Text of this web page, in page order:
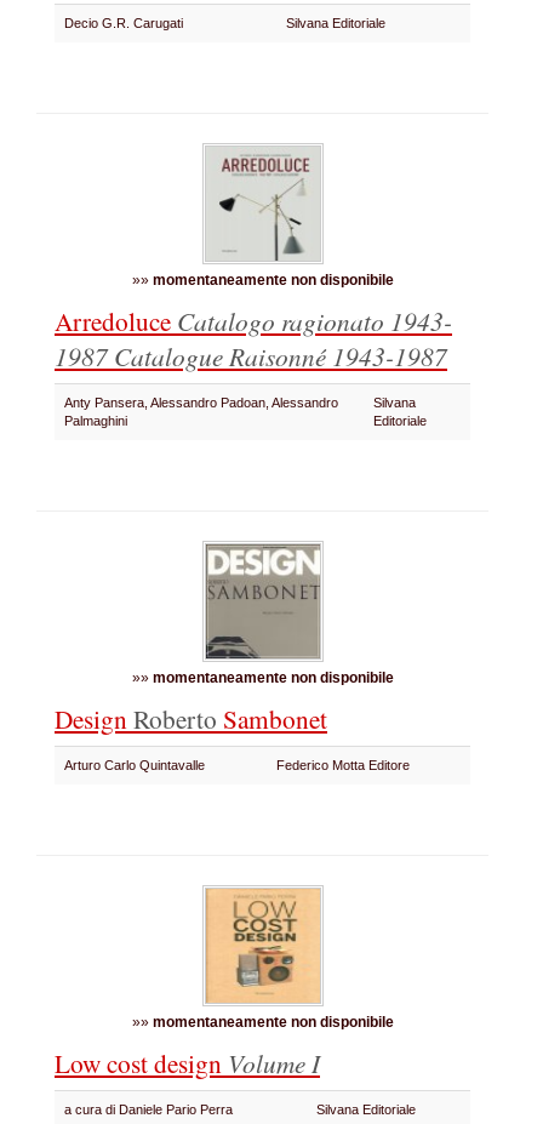
Decio G.R. Carugati Silvana Editoriale
»» momentaneamente non disponibile
Arredoluce Catalogo ragionato 1943-
1987Catalogue Raisonné 1943-1987
Anty Pansera, Alessandro Padoan, Alessandro
Palmaghini
Silvana
Editoriale
»» momentaneamente non disponibile
DesignRoberto Sambonet
Arturo Carlo Quintavalle Federico Motta Editore
»» momentaneamente non disponibile
Low cost design Volume I
a cura di Daniele Pario Perra Silvana Editoriale